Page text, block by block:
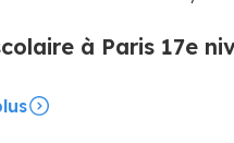
à Paris 17e